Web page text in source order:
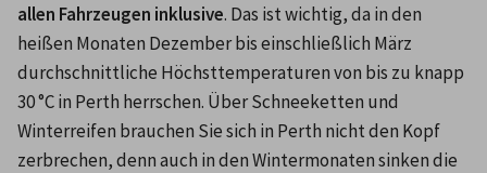
allen Fahrzeugen inklusive. Das ist wichtig, da in den
heißen Monaten Dezember bis einschließlich März
durchschnittliche Höchsttemperaturen von bis zu knapp
30 °C in Perth herrschen. Über Schneeketten und
Winterreifen brauchen Sie sich in Perth nicht den Kopf
zerbrechen, denn auch in den Wintermonaten sinken die